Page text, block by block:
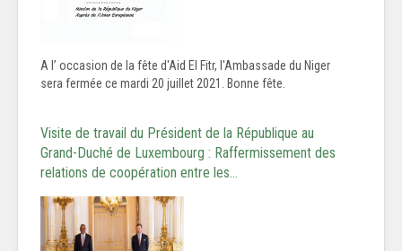
A l’ occasion de la fête d'Aid El Fitr, l'Ambassade du Niger
sera fermée ce mardi 20 juillet 2021. Bonne fête.
Visite de travail du Président de la République au
Grand-Duché de Luxembourg : Raffermissement des
relations de coopération entre les…